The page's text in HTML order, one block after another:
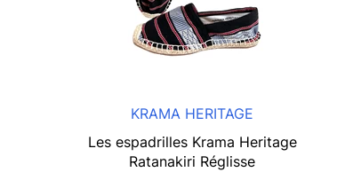
KRAMA HERITAGE
Les espadrilles Krama Heritage
Ratanakiri Réglisse